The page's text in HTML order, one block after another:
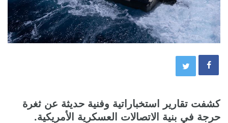
كشفت تقارير استخباراتية وفنية حديثة عن ثغرة
حرجة في بنية الاتصالات العسكرية الأمريكية.